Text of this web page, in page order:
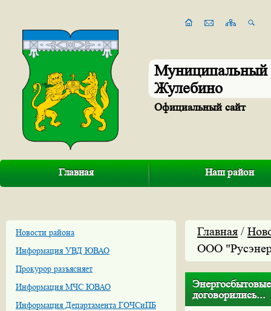
Муниципальный
Жулебино
Официальный сайт
Главная Наш район
Новости района
Информация УВД ЮВАО
Прокурор разъясняет
Информация МЧС ЮВАО
Информация Департамента ГОЧСиПБ
Главная /
ООО
договорились...